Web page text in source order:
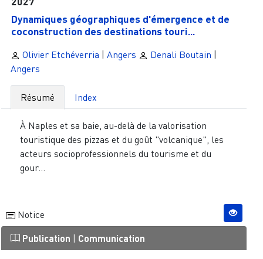
Dynamiques géographiques d'émergence et de
coconstruction des destinations touri...
Olivier Etchéverria | Angers Denali Boutain |
Angers
Résumé Index
À Naples et sa baie, au-delà de la valorisation
touristique des pizzas et du goût "volcanique", les
acteurs socioprofessionnels du tourisme et du
gour...
Notice
Publication | Communication